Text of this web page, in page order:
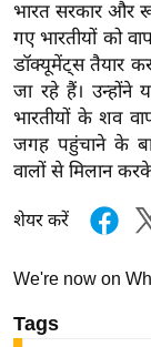
वु
ड
फि
ल्म
स
मी
B
e
a
भारत सरकार और
गए भारतीयों को
डॉक्यूमेंट्स तैयार
जा रहे हैं। उन्होंने
भारतीयों के शव
जगह पहुंचाने के
वालों से मिलान
शेयर करें
We're now on
Tags